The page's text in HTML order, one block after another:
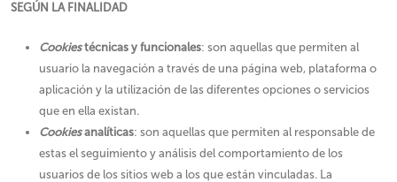
SEGÚN LA FINALIDAD
Cookiestécnicas y funcionales: son aquellas que permiten al
usuario la navegación a través de una página web, plataforma o
aplicación y la utilización de las diferentes opciones o servicios
que en ella existan.
Cookiesanalíticas: son aquellas que permiten al responsable de
estas el seguimiento y análisis del comportamiento de los
usuarios de los sitios web a los que están vinculadas. La